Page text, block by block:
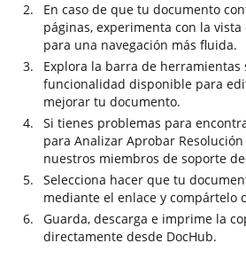
En caso de que tu documento
páginas, experimenta con la
para una navegación más fluida.
Explora la barra de
funcionalidad disponible para
mejorar tu documento.
Si tienes problemas para
para Analizar Aprobar
nuestros miembros de soporte
Selecciona hacer que tu
mediante el enlace y compártelo
Guarda, descarga e imprime la
directamente desde DocHub.